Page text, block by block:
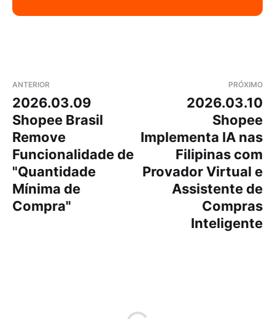
ANTERIOR
2026.03.09
Shopee Brasil
Remove
Funcionalidade de
"Quantidade
Mínima de
Compra"
PRÓXIMO
2026.03.10
Shopee
Implementa IA nas
Filipinas com
Provador Virtual e
Assistente de
Compras
Inteligente